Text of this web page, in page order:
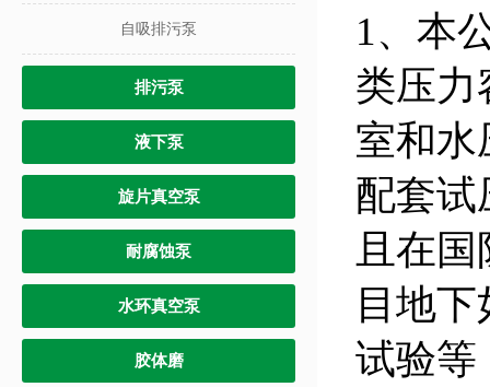
自吸排污泵
排污泵
液下泵
旋片真空泵
耐腐蚀泵
水环真空泵
胶体磨
1、本
类压力
室和水
配套试
且在
目地
试验等